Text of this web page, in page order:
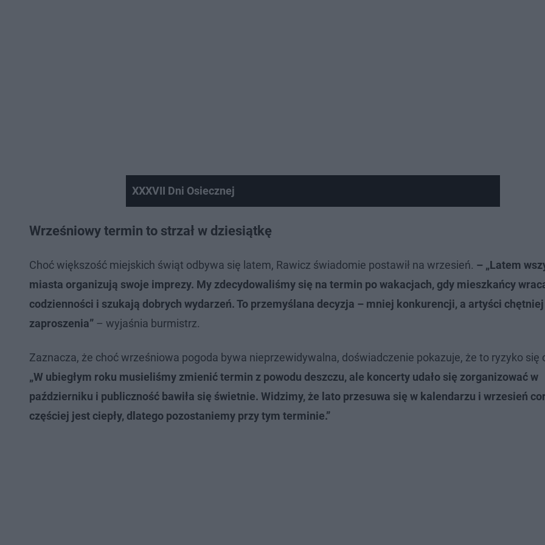
XXXVII Dni Osiecznej
Wrześniowy termin to strzał w dziesiątkę
Choć większość miejskich świąt odbywa się latem, Rawicz świadomie postawił na wrzesień. – „Latem
miasta organizują swoje imprezy. My zdecydowaliśmy się na termin po wakacjach, gdy mieszkańcy
codzienności i szukają dobrych wydarzeń. To przemyślana decyzja – mniej konkurencji, a artyści
zaproszenia” – wyjaśnia burmistrz.
Zaznacza, że choć wrześniowa pogoda bywa nieprzewidywalna, doświadczenie pokazuje, że to ryzyko się
„W ubiegłym roku musieliśmy zmienić termin z powodu deszczu, ale koncerty udało się zorganizować w
październiku i publiczność bawiła się świetnie. Widzimy, że lato przesuwa się w kalendarzu i wrzesień
częściej jest ciepły, dlatego pozostaniemy przy tym terminie.”